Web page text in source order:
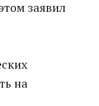
заявил
на